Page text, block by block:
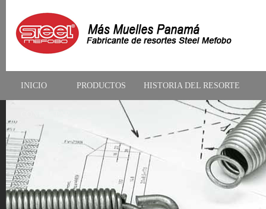
INICIO PRODUCTOS HISTORIA DEL RESORTE